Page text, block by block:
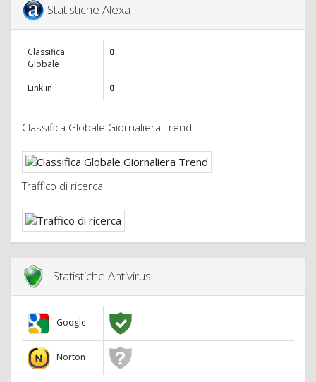
Statistiche Alexa
Classifica
Globale
0
Link in 0
Classifica Globale Giornaliera Trend
Traffico di ricerca
Statistiche Antivirus
Google
Norton